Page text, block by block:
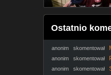
Ostatnio
anonim skomentował
#RozwójPlus
anonim skomentował
anonim skomentował